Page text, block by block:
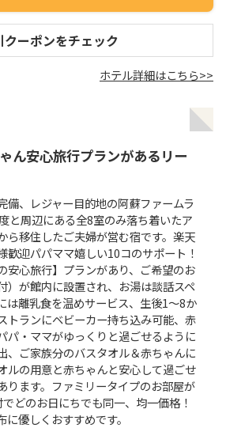
クーポンをチェック
ホテル詳細はこちら>>
ん安心旅行プランがあるリー
備、レジャー目的地の阿蘇ファームラ
と周辺にある全8室のみ落ち着いたア
ら移住したご夫婦が営む宿です。楽天
歓迎パパママ嬉しい10コのサポート！
安心旅行】プランがあり、ご希望のお
）が館内に設置され、お湯は談話スペ
は離乳食を温めサービス、生後1〜8か
トランにベビーカー持ち込み可能、赤
パ・ママがゆっくりと過ごせるように
、ご家族分のバスタオル＆赤ちゃんに
ルの用意と赤ちゃんと安心して過ごせ
ります。ファミリータイプのお部屋が
どのお日にちでも同一、均一価格！
優しくおすすめです。